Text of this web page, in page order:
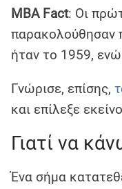
MBA Fact: Οι
παρακολούθησαν
ήταν το 1959,
Γνώρισε, επίσης,
και επίλεξε
Γιατί να
Ένα σήμα